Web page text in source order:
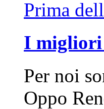
Prima
I migliori
Per noi
Oppo